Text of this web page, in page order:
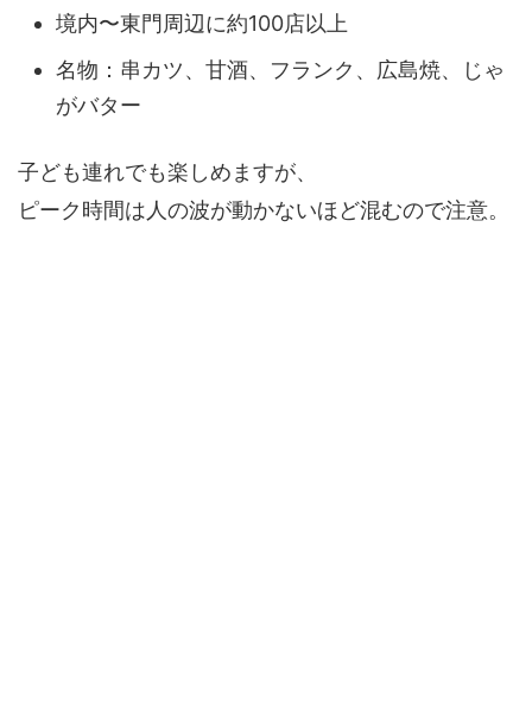
境内〜東門周辺に約100店以上
名物：串カツ、甘酒、フランク、広島焼、じゃ
がバター
子ども連れでも楽しめますが、
ピーク時間は人の波が動かないほど混むので注意。